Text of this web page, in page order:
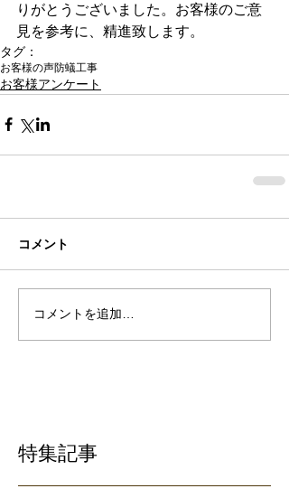
りがとうございました。お客様のご意
見を参考に、精進致します。
タグ：
お客様の声防蟻工事
お客様アンケート
コメント
コメントを追加…
特集記事